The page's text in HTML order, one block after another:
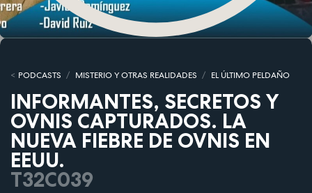
PODCASTS MISTERIO Y OTRAS REALIDADES EL ÚLTIMO PELDAÑO
INFORMANTES, SECRETOS Y
OVNIS CAPTURADOS. LA
NUEVA FIEBRE DE OVNIS EN
EEUU.
T32C039